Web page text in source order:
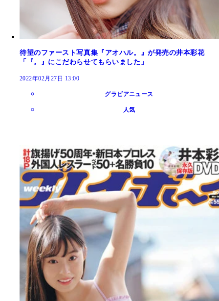
待望のファースト写真集『アオハル。』が発売の井本彩花
「『。』にこだわらせてもらいました」
2022年02月27日 13:00
グラビアニュース
人気